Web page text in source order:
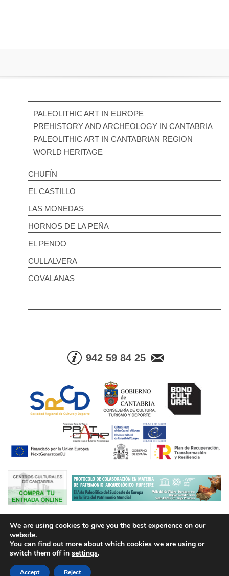
PALEOLITHIC ART IN EUROPE
PREHISTORY AND ARCHEOLOGY IN CANTABRIA
PALEOLITHIC ART IN CANTABRIAN REGION
WORLD HERITAGE
CHUFÍN
EL CASTILLO
LAS MONEDAS
HORNOS DE LA PEÑA
EL PENDO
CULLALVERA
COVALANAS
942 59 84 25
Tel. Info. +34 942 59 84 25 | Fax +34 942 59 83 05
Aviso legal Política de Protección de Datos Condiciones de
We are using cookies to give you the best experience on our
website.
You can find out more about which cookies we are using or
switch them off in settings.
Accept Reject